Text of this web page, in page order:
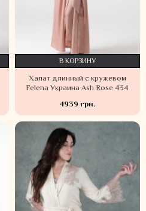
Халат длинный с кружевом
Felena Украина Ash Rose 434
4939 грн.
В КОРЗИНУ